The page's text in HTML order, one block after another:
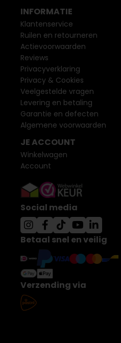
INFORMATIE
Klantenservice
Ruilen en retourneren
Actievoorwaarden
Reviews
Privacyverklaring
Privacy & Cookies
Veelgestelde vragen
Levering en betaling
Garantie en defecten
Algemene voorwaarden
JE ACCOUNT
Winkelwagen
Account
Social media
Betaal snel en veilig
Verzending via